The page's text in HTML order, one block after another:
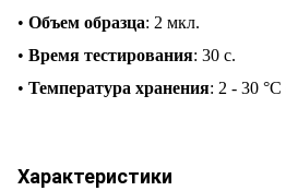
• Объем образца: 2 мкл.
• Время тестирования: 30 с.
• Температура хранения: 2 - 30
Характеристики